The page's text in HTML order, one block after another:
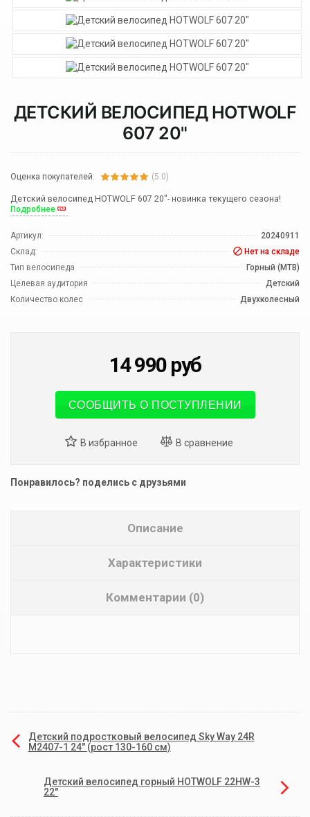
ДЕТСКИЙ ВЕЛОСИПЕД HOTWOLF
607 20"
Оценка покупателей: (5.0)
Детский велосипед HOTWOLF 607 20"- новинка текущего сезона!
Подробнее
Артикул:
20240911
Склад:
Нет на складе
Тип велосипеда
Горный (MTB)
Целевая аудитория
Детский
Количество колес
Двухколесный
14 990 руб
СООБЩИТЬ О ПОСТУПЛЕНИИ
Понравилось? поделись с друзьями
Описание
Характеристики
Комментарии (0)
Детский подростковый велосипед Sky Way 24R
M2407-1 24" (рост 130-160 см)
Детский велосипед горный HOTWOLF 22HW-3
22"